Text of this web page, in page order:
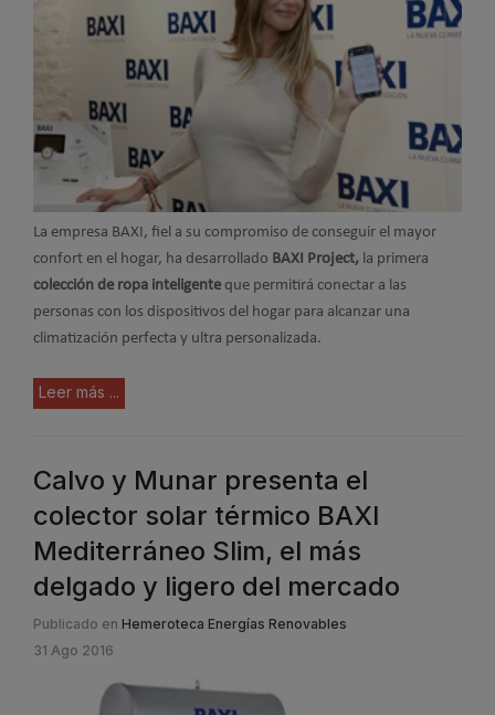
La empresa BAXI, fiel a su compromiso de conseguir el mayor
confort en el hogar, ha desarrollado BAXI Project, la primera
colección de ropa inteligenteque permitirá conectar a las
personas con los dispositivos del hogar para alcanzar una
climatización perfecta y ultra personalizada.
Leer más ...
Calvo y Munar presenta el
colector solar térmico BAXI
Mediterráneo Slim, el más
delgado y ligero del mercado
Publicado en Hemeroteca Energías Renovables
31 Ago 2016